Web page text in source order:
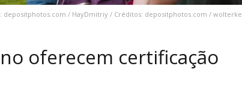
depositphotos.com / HayDmitriy / Créditos: depositphotos.com / wolterke
oferecem certificação